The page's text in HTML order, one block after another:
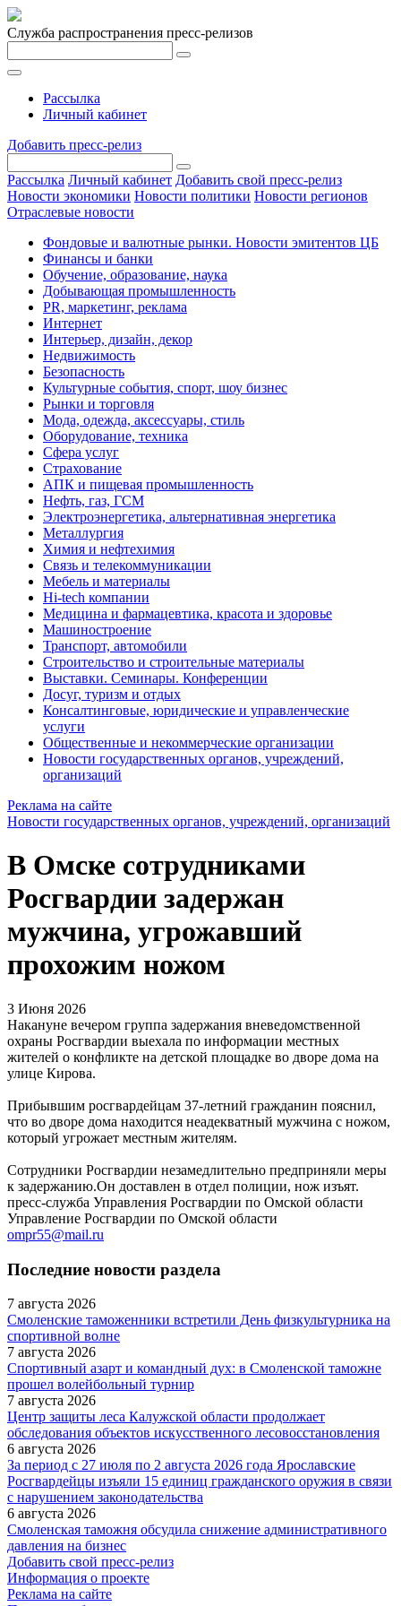
Служба распространения пресс-релизов
Рассылка
Личный кабинет
Добавить пресс-релиз
Рассылка Личный кабинет Добавить свой пресс-релиз
Новости экономики Новости политики Новости регионов
Отраслевые новости
Фондовые и валютные рынки. Новости эмитентов ЦБ
Финансы и банки
Обучение, образование, наука
Добывающая промышленность
PR, маркетинг, реклама
Интернет
Интерьер, дизайн, декор
Недвижимость
Безопасность
Культурные события, спорт, шоу бизнес
Рынки и торговля
Мода, одежда, аксессуары, стиль
Оборудование, техника
Сфера услуг
Страхование
АПК и пищевая промышленность
Нефть, газ, ГСМ
Электроэнергетика, альтернативная энергетика
Металлургия
Химия и нефтехимия
Связь и телекоммуникации
Мебель и материалы
Hi-tech компании
Медицина и фармацевтика, красота и здоровье
Машиностроение
Транспорт, автомобили
Строительство и строительные материалы
Выставки. Семинары. Конференции
Досуг, туризм и отдых
Консалтинговые, юридические и управленческие
услуги
Общественные и некоммерческие организации
Новости государственных органов, учреждений,
организаций
Реклама на сайте
Новости государственных органов, учреждений, организаций
В Омске сотрудниками
Росгвардии задержан
мужчина, угрожавший
прохожим ножом
3 Июня 2026
Накануне вечером группа задержания вневедомственной
охраны Росгвардии выехала по информации местных
жителей о конфликте на детской площадке во дворе дома на
улице Кирова.
Прибывшим росгвардейцам 37-летний гражданин пояснил,
что во дворе дома находится неадекватный мужчина с ножом,
который угрожает местным жителям.
Сотрудники Росгвардии незамедлительно предприняли меры
к задержанию.Он доставлен в отдел полиции, нож изъят.
пресс-служба Управления Росгвардии по Омской области
Управление Росгвардии по Омской области
ompr55@mail.ru
Последние новости раздела
7 августа 2026
Смоленские таможенники встретили День физкультурника на
спортивной волне
7 августа 2026
Спортивный азарт и командный дух: в Смоленской таможне
прошел волейбольный турнир
7 августа 2026
Центр защиты леса Калужской области продолжает
обследования объектов искусственного лесовосстановления
6 августа 2026
За период с 27 июля по 2 августа 2026 года Ярославские
Росгвардейцы изъяли 15 единиц гражданского оружия в связи
с нарушением законодательства
6 августа 2026
Смоленская таможня обсудила снижение административного
давления на бизнес
Добавить свой пресс-релиз
Информация о проекте
Реклама на сайте